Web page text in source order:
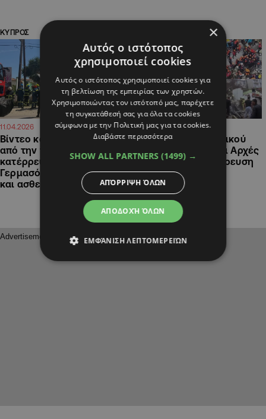
ΚΥΠΡΟΣ
11.04.2026 14:34
Βίντεο και φωτογραφίες
από την πολυκατοικία που
κατέρρευσε στη
Γερμασόγεια, στο σημείο
και ασθενοφόρα
22.03.2026 13:34
ΒΙΝΤΕΟ: Έκρηξη φυσικού
αερίου «βλέπουν» οι Αρχές
πίσω από την κατάρρευση
κτιρίων στην
Κωνσταντινούπολη
×
Αυτός ο ιστότοπος
χρησιμοποιεί cookies
Αυτός ο ιστότοπος χρησιμοποιεί cookies για
τη βελτίωση της εμπειρίας των χρηστών.
Χρησιμοποιώντας τον ιστότοπό μας, παρέχετε
τη συγκατάθεσή σας για όλα τα cookies
σύμφωνα με την Πολιτική μας για τα cookies.
Διαβάστε περισσότερα
SHOW ALL PARTNERS (1499) →
ΑΠΟΔΟΧΉ ΌΛΩΝ
ΑΠΌΡΡΙΨΗ ΌΛΩΝ
ΕΜΦΆΝΙΣΗ ΛΕΠΤΟΜΕΡΕΙΏΝ